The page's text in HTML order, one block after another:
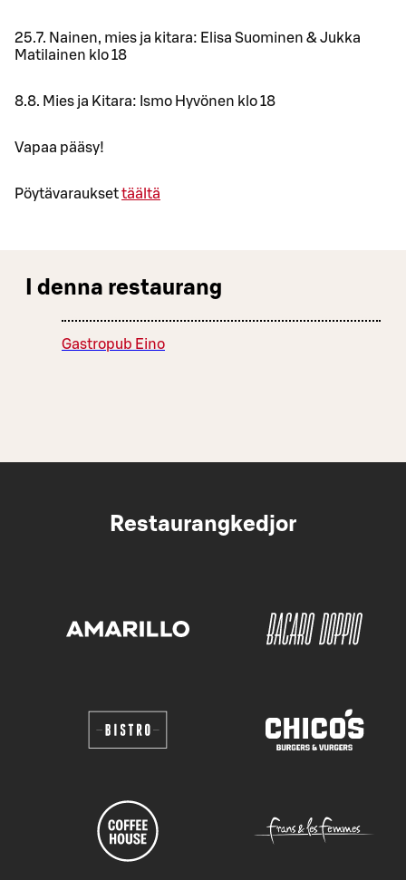
25.7. Nainen, mies ja kitara: Elisa Suominen & Jukka
Matilainen klo 18
8.8. Mies ja Kitara: Ismo Hyvönen klo 18
Vapaa pääsy!
Pöytävarauksettäältä
I denna restaurang
Gastropub Eino
Restaurangkedjor